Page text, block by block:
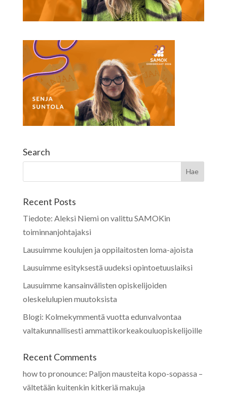
Search
Recent Posts
Tiedote: Aleksi Niemi on valittu SAMOKin
toiminnanjohtajaksi
Lausuimme koulujen ja oppilaitosten loma-ajoista
Lausuimme esityksestä uudeksi opintoetuuslaiksi
Lausuimme kansainvälisten opiskelijoiden
oleskelulupien muutoksista
Blogi: Kolmekymmentä vuotta edunvalvontaa
valtakunnallisesti ammattikorkeakouluopiskelijoille
Recent Comments
how to pronounce: Paljon mausteita kopo-sopassa –
vältetään kuitenkin kitkeriä makuja